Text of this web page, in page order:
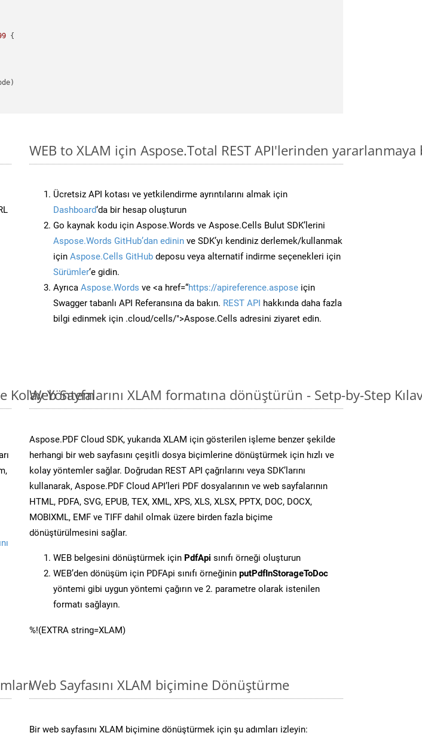
{
WEB to XLAM için Aspose.Total REST API'lerinden yararlanmaya
Ücretsiz API kotası ve yetkilendirme ayrıntılarını almak için
Dashboard‘da bir hesap oluşturun
Go kaynak kodu için Aspose.Words ve Aspose.Cells Bulut SDK’lerini
Aspose.Words GitHub’dan edinin ve SDK’yı kendiniz derlemek/kullanmak
için Aspose.Cells GitHub deposu veya alternatif indirme seçenekleri için
Sürümler‘e gidin.
Ayrıca Aspose.Words ve <a href=“https://apireference.aspose için
Swagger tabanlı API Referansına da bakın. REST API hakkında daha fazla
bilgi edinmek için .cloud/cells/">Aspose.Cells adresini ziyaret edin.
Kolay Yöntem
Web Sayfalarını XLAM formatına dönüştürün - Setp-by-Step
Aspose.PDF Cloud SDK, yukarıda XLAM için gösterilen işleme benzer şekilde
herhangi bir web sayfasını çeşitli dosya biçimlerine dönüştürmek için hızlı ve
kolay yöntemler sağlar. Doğrudan REST API çağrılarını veya SDK’larını
kullanarak, Aspose.PDF Cloud API’leri PDF dosyalarının ve web sayfalarının
HTML, PDFA, SVG, EPUB, TEX, XML, XPS, XLS, XLSX, PPTX, DOC, DOCX,
MOBIXML, EMF ve TIFF dahil olmak üzere birden fazla biçime
dönüştürülmesini sağlar.
WEB belgesini dönüştürmek için PdfApi sınıfı örneği oluşturun
WEB’den dönüşüm için PDFApi sınıfı örneğinin putPdfInStorageToDoc
yöntemi gibi uygun yöntemi çağırın ve 2. parametre olarak istenilen
formatı sağlayın.
%!(EXTRA string=XLAM)
Web Sayfasını XLAM biçimine Dönüştürme
Bir web sayfasını XLAM biçimine dönüştürmek için şu adımları izleyin: